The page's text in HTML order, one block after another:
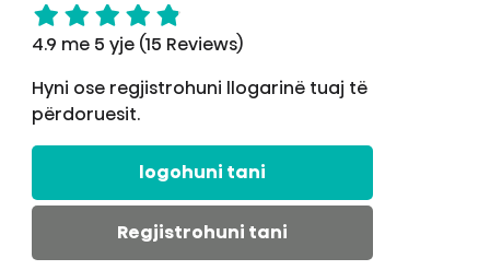
4.9 me 5 yje (15 Reviews)
Hyni ose regjistrohuni llogarinë tuaj të
përdoruesit.
logohuni tani
Regjistrohuni tani